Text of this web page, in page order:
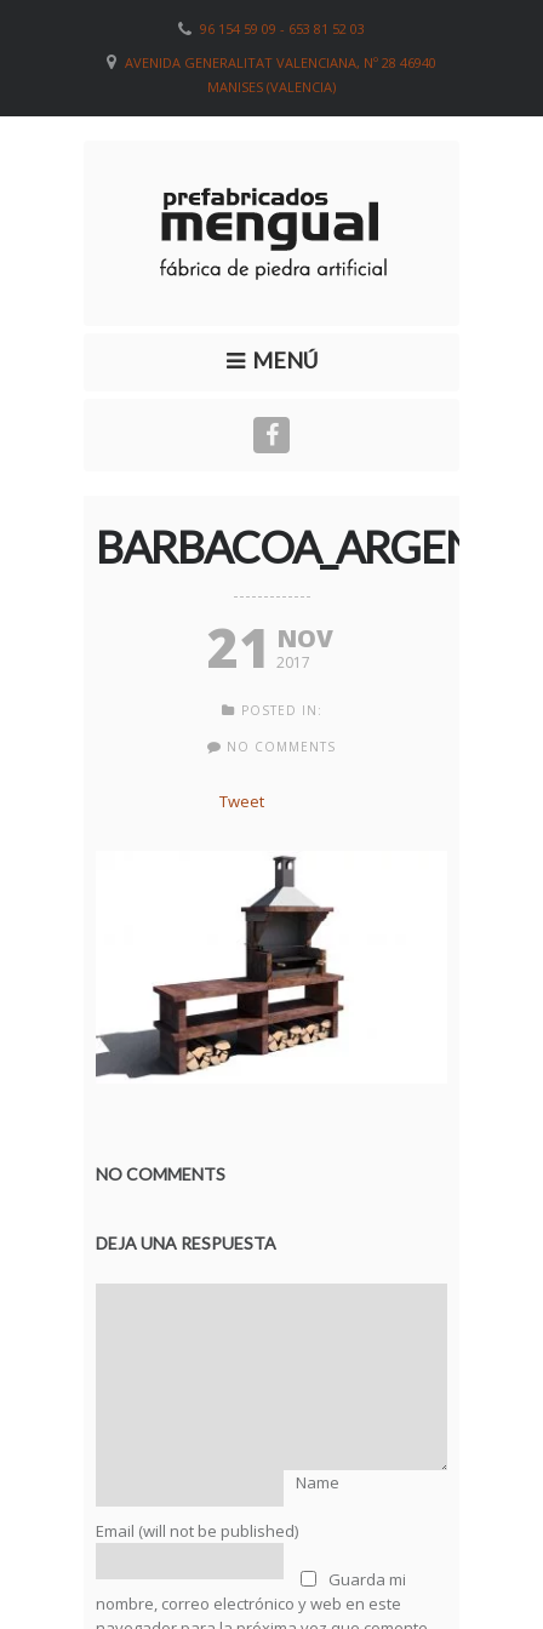
96 154 59 09 - 653 81 52 03
AVENIDA GENERALITAT VALENCIANA, Nº 28 46940
MANISES (VALENCIA)
MENÚ
21 NOV
2017
POSTED IN:
NO COMMENTS
Tweet
NO COMMENTS
DEJA UNA RESPUESTA
Name
Email (will not be published)
Guarda mi
nombre, correo electrónico y web en este